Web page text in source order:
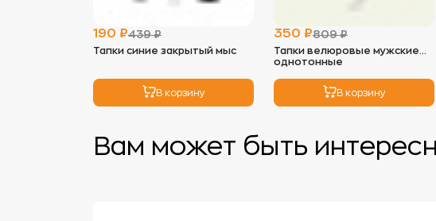
190 ₽439 ₽
Тапки синие закрытый мыс
В корзину
350 ₽809 ₽
Тапки велюровые мужские
однотонные
В корзину
Вам может быть